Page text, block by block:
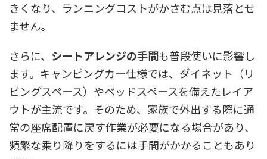
きくなり、ランニングコストがかさむ点は見落とせ
ません。
さらに、 シートアレンジの手間も普段使いに影響し
ます。キャンピングカー仕様では、ダイネット（リ
ビングスペース）やベッドスペースを備えたレイア
ウトが主流です。そのため、家族で外出する際に通
常の座席配置に戻す作業が必要になる場合があり、
頻繁な乗り降りをするには手間がかかることもあり